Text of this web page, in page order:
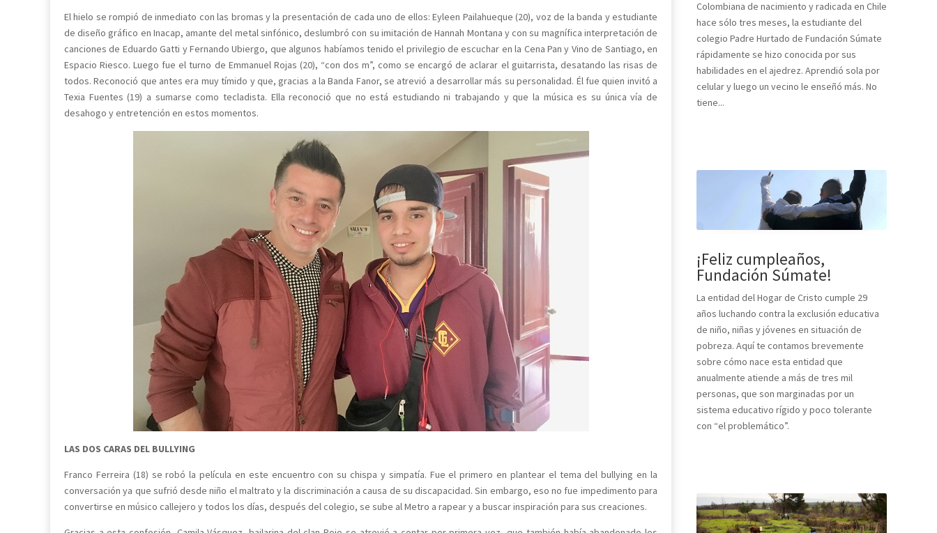
El hielo se rompió de inmediato con las bromas y la presentación de cada uno de ellos: Eyleen Pailahueque (20), voz de la banda y estudiante
de diseño gráfico en Inacap, amante del metal sinfónico, deslumbró con su imitación de Hannah Montana y con su magnífica interpretación de
canciones de Eduardo Gatti y Fernando Ubiergo, que algunos habíamos tenido el privilegio de escuchar en la Cena Pan y Vino de Santiago, en
Espacio Riesco. Luego fue el turno de Emmanuel Rojas (20), “con dos m”, como se encargó de aclarar el guitarrista, desatando las risas de
todos. Reconoció que antes era muy tímido y que, gracias a la Banda Fanor, se atrevió a desarrollar más su personalidad. Él fue quien invitó a
Texia Fuentes (19) a sumarse como tecladista. Ella reconoció que no está estudiando ni trabajando y que la música es su única vía de
desahogo y entretención en estos momentos.
LAS DOS CARAS DEL BULLYING
Franco Ferreira (18) se robó la película en este encuentro con su chispa y simpatía. Fue el primero en plantear el tema del bullying en la
conversación ya que sufrió desde niño el maltrato y la discriminación a causa de su discapacidad. Sin embargo, eso no fue impedimento para
convertirse en músico callejero y todos los días, después del colegio, se sube al Metro a rapear y a buscar inspiración para sus creaciones.
Colombiana de nacimiento y radicada en Chile
hace sólo tres meses, la estudiante del
colegio Padre Hurtado de Fundación Súmate
rápidamente se hizo conocida por sus
habilidades en el ajedrez. Aprendió sola por
celular y luego un vecino le enseñó más. No
tiene...
¡Feliz cumpleaños,
Fundación Súmate!
La entidad del Hogar de Cristo cumple 29
años luchando contra la exclusión educativa
de niño, niñas y jóvenes en situación de
pobreza. Aquí te contamos brevemente
sobre cómo nace esta entidad que
anualmente atiende a más de tres mil
personas, que son marginadas por un
sistema educativo rígido y poco tolerante
con “el problemático”.